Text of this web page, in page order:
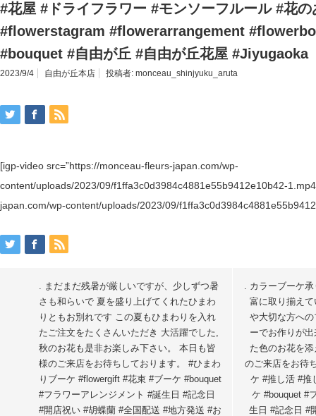
#花屋 #ドライフラワー #モンソーフルール #花の
#flowerstagram #flowerarrangement
#bouquet #自由が丘 #自由が丘花屋 #Jiyugaoka
2023/9/4 自由が丘本店 投稿者: monceau_shinjyuku_aruta
[igp-video src=”https://monceau-fleurs-japan.com/wp-
content/uploads/2023/09/f1ffa3c0d3984c4881e55b9412e10b42-
japan.com/wp-content/uploads/2023/09/
. まだまだ残暑が厳しいですが、少しずつ暑
さも和らいで 夏を盛り上げてくれたひまわ
りともお別れです この夏もひまわりを入れ
たご注文をたくさんいただき 大活躍でした,
秋のお花も是非お楽しみ下さい。 本日も皆
様のご来店をお待ちしております。 #ひまわ
りブーケ #flowergift #花束 #ブーケ #bouquet
#フラワーアレンジメント #誕生日 #記念日
#開店祝い #胡蝶蘭 #全国配送 #地方発送 #お
. カラーブーケ
富に取り揃え
や大切な方へ
ーでお作りが
た色のお花を
のご来店をお待
ケ #推し活 #推
ケ #bouquet #
生日 #記念日 #